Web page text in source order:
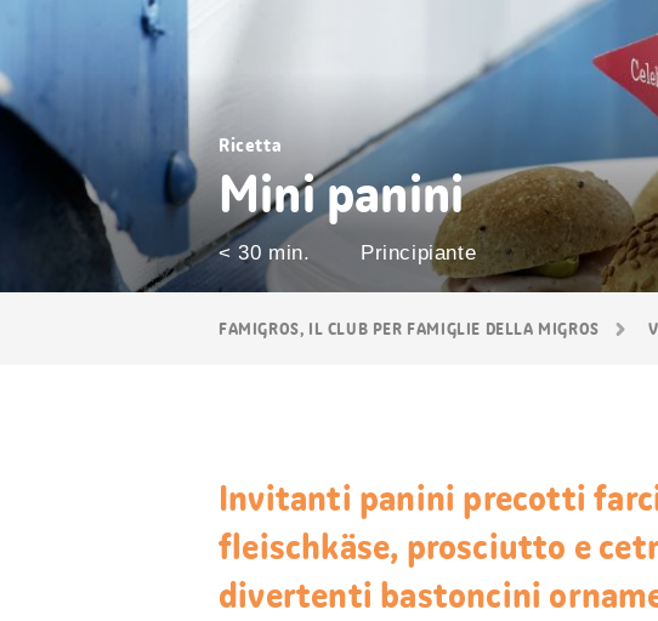
FAMIGROS, IL CLUB PER FAMIGLIE DELLA MIGROS
Ricetta
Mini panini
< 30 min. Principiante
Invitanti panini precotti
fleischkäse, prosciutto e
divertenti bastoncini